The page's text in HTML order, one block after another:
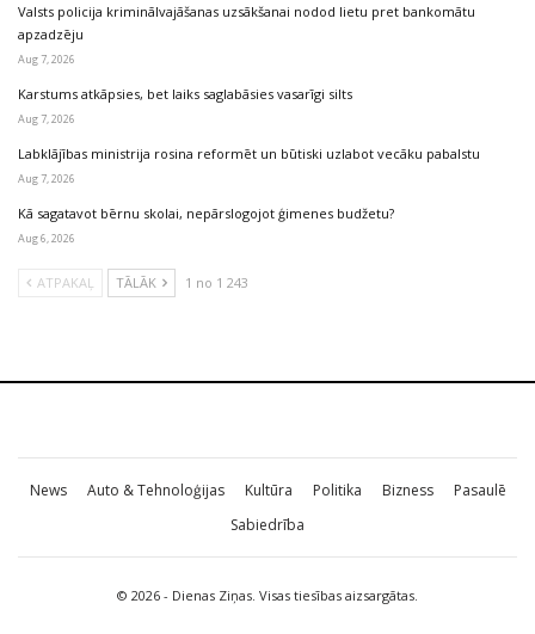
Valsts policija kriminālvajāšanas uzsākšanai nodod lietu pret bankomātu
apzadzēju
Aug 7, 2026
Karstums atkāpsies, bet laiks saglabāsies vasarīgi silts
Aug 7, 2026
Labklājības ministrija rosina reformēt un būtiski uzlabot vecāku pabalstu
Aug 7, 2026
Kā sagatavot bērnu skolai, nepārslogojot ģimenes budžetu?
Aug 6, 2026
ATPAKAĻ TĀLĀK 1 no 1 243
News Auto & Tehnoloģijas Kultūra Politika Bizness
Pasaulē
Sabiedrība
© 2026 - Dienas Ziņas. Visas tiesības aizsargātas.